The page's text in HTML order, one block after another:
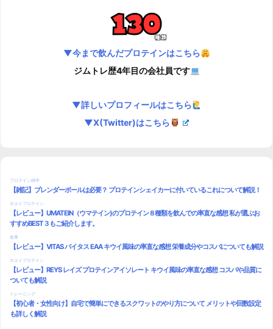
▼今まで飲んだプロテインはこちら
ジムトレ歴4年目の会社員です
▼詳しいプロフィールはこちら
▼X(Twitter)はこちら